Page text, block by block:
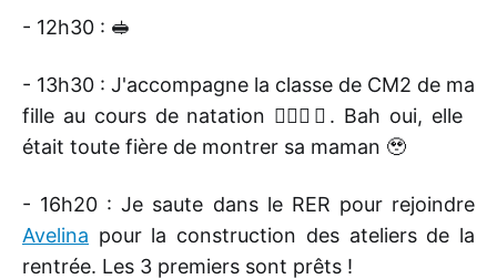
- 12h30 : 🥪
- 13h30 : J'accompagne la classe de CM2 de ma
fille au cours de natation 🏊🏻‍♀️🤿. Bah oui, elle
était toute fière de montrer sa maman 🥹
- 16h20 : Je saute dans le RER pour rejoindre
Avelina pour la construction des ateliers de la
rentrée. Les 3 premiers sont prêts !